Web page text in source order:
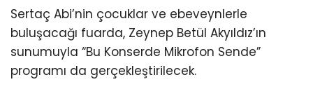
Sertaç Abi’nin çocuklar ve ebeveynlerle
buluşacağı fuarda, Zeynep Betül Akyıldız’ın
sunumuyla “Bu Konserde Mikrofon Sende”
programı da gerçekleştirilecek.